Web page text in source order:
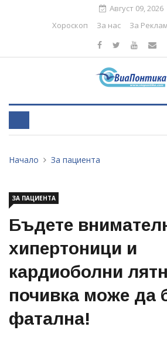
Август 09, 2026
Хороскоп
За нас За
Начало За пациента
ЗА ПАЦИЕНТА
Бъдете
хипертоници и
кардиоболни
почивка може да
фатална!